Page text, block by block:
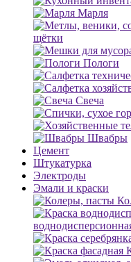
Марля
щётки
Пологи
Свеча
Швабры
Цемент
Штукатурка
Электроды
Эмали и краски